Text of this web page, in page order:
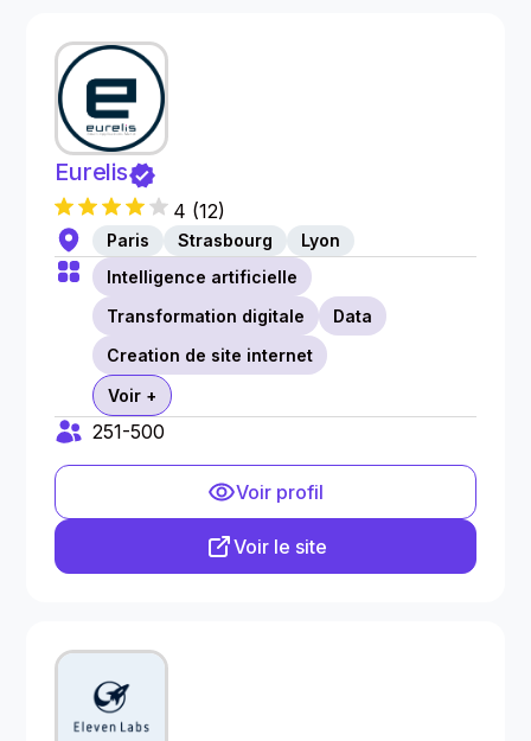
Eurelis
4 (12)
Paris Strasbourg
Lyon
Intelligence artificielle
Transformation digitale
Data
Creation de site internet
Voir +
251-500
Voir profil
Voir le site